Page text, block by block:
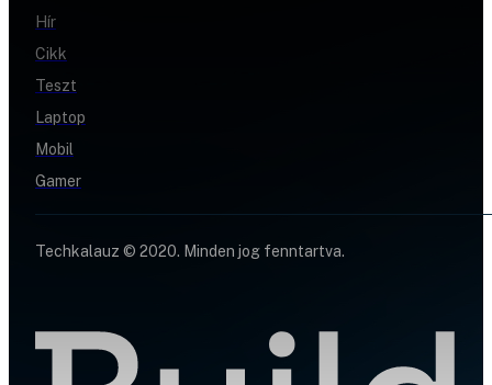
Hír
Cikk
Teszt
Laptop
Mobil
Gamer
Techkalauz © 2020. Minden jog fenntartva.